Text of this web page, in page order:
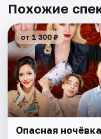
Похожие
от 1 300 ₽
Опасная ночёвка